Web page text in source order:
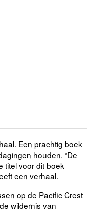
Een prachtig boek
houden. “De
titel voor dit boek
een verhaal.
op de Pacific Crest
wildernis van